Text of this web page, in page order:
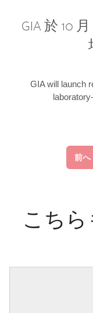
GIA 於 10
GIA will launch
前へ
こち